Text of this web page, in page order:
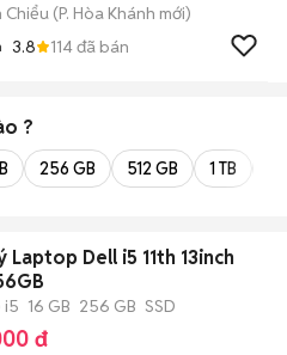
Chiểu (P. Hòa Khánh mới)
3.8 114đã bán
?
256 GB 512 GB 1 TB
Laptop Dell i5 11th 13inch
i5 16 GB 256 GB SSD
đ